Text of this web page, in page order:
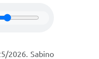
2026. Sabino